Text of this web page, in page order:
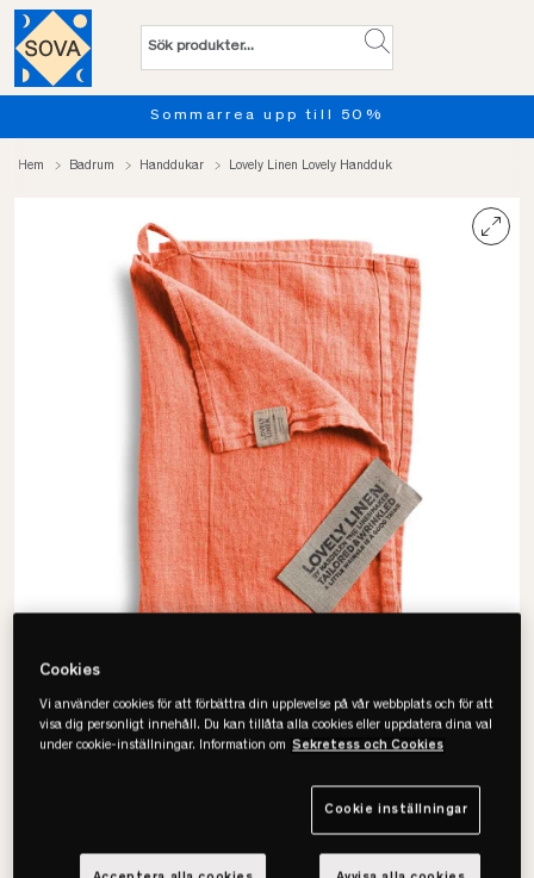
Sommarrea upp till 50%
Hem Badrum Handdukar Lovely Linen Lovely Handduk
Lovely Linen
Cookies
Vi använder cookies för att förbättra din upplevelse på vår webbplats och för att
visa dig personligt innehåll. Du kan tillåta alla cookies eller uppdatera dina val
under cookie-inställningar. Information om Sekretess och Cookies
Cookie inställningar